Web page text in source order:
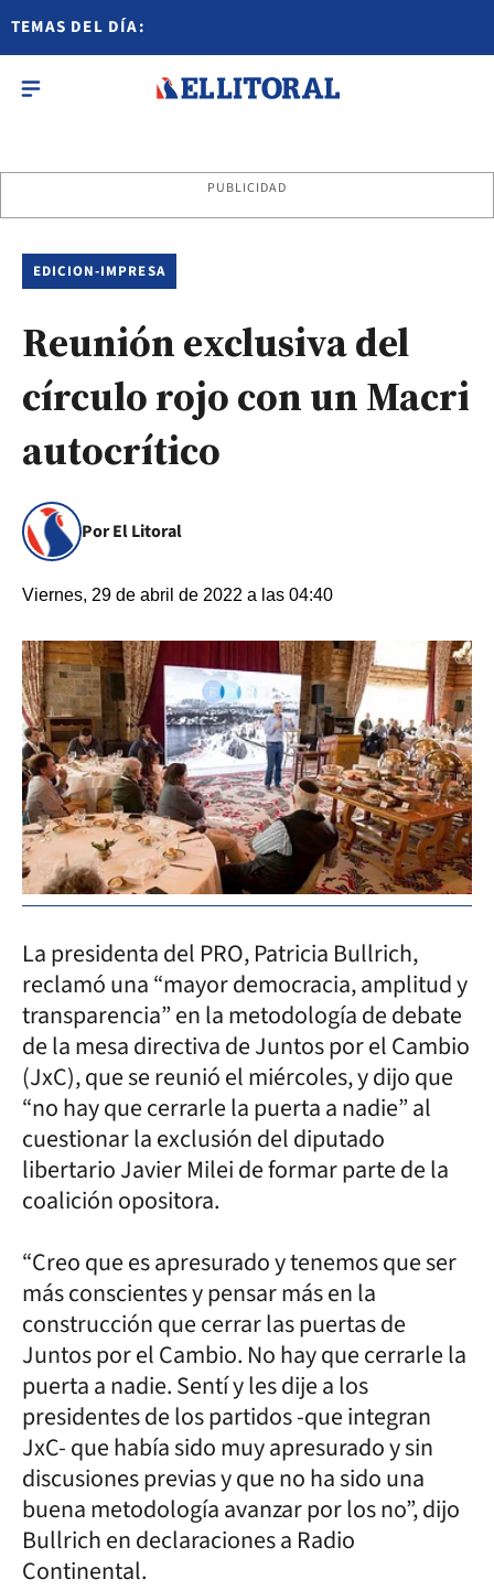
TEMAS DEL DÍA:
PUBLICIDAD
EDICION-IMPRESA
Reunión exclusiva del
círculo rojo con un Macri
autocrítico
Por El Litoral
Viernes, 29 de abril de 2022 a las 04:40
La presidenta del PRO, Patricia Bullrich,
reclamó una “mayor democracia, amplitud y
transparencia” en la metodología de debate
de la mesa directiva de Juntos por el Cambio
(JxC), que se reunió el miércoles, y dijo que
“no hay que cerrarle la puerta a nadie” al
cuestionar la exclusión del diputado
libertario Javier Milei de formar parte de la
coalición opositora.
“Creo que es apresurado y tenemos que ser
más conscientes y pensar más en la
construcción que cerrar las puertas de
Juntos por el Cambio. No hay que cerrarle la
puerta a nadie. Sentí y les dije a los
presidentes de los partidos -que integran
JxC- que había sido muy apresurado y sin
discusiones previas y que no ha sido una
buena metodología avanzar por los no”, dijo
Bullrich en declaraciones a Radio
Continental.